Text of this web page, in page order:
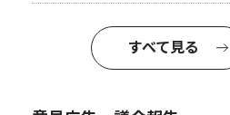
すべて見る